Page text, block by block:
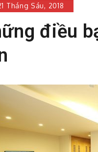
Tháng Sáu, 2018
điều